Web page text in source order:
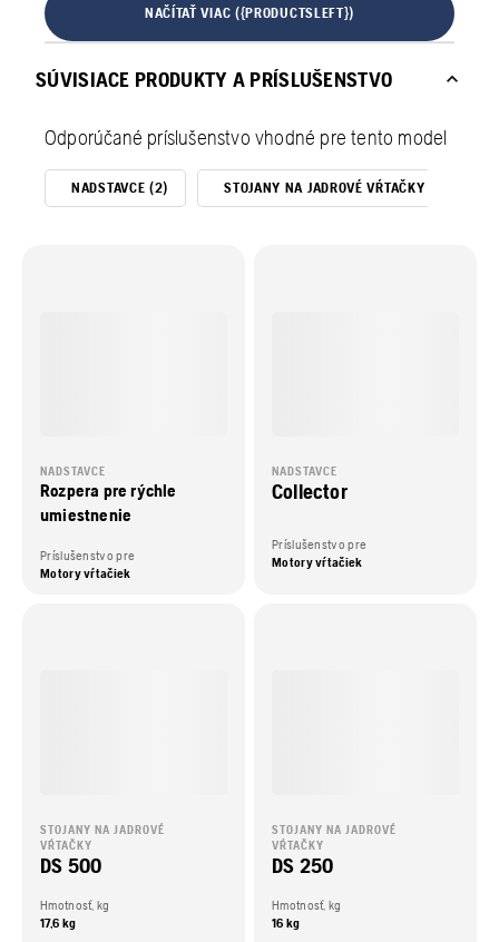
NAČÍTAŤ VIAC ({PRODUCTSLEFT})
SÚVISIACE PRODUKTY A PRÍSLUŠENSTVO
Odporúčané príslušenstvo vhodné pre tento model
NADSTAVCE (2) STOJANY NA JADROVÉ VŔTAČKY (3)
NADSTAVCE
Rozpera pre rýchle
umiestnenie
Príslušenstvo pre
Motory vŕtačiek
NADSTAVCE
Collector
Príslušenstvo pre
Motory vŕtačiek
STOJANY NA JADROVÉ
VŔTAČKY
DS 500
Hmotnosť, kg
17,6 kg
STOJANY NA JADROVÉ
VŔTAČKY
DS 250
Hmotnosť, kg
16 kg